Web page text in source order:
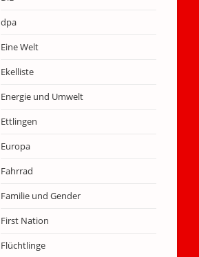
dpa
Eine Welt
Ekelliste
Energie und Umwelt
Ettlingen
Europa
Fahrrad
Familie und Gender
First Nation
Flüchtlinge